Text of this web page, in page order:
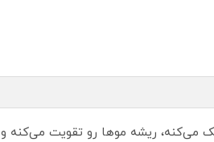
می‌کنه، ریشه موها رو تقویت می‌کنه و